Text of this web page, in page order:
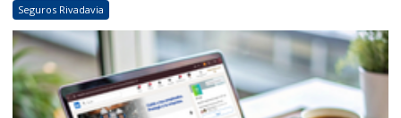
Seguros Rivadavia